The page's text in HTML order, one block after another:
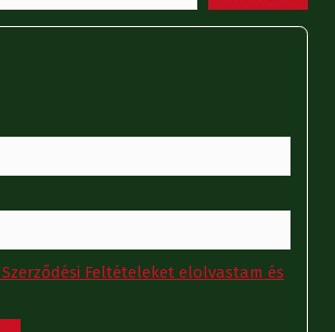
Feltételeket elolvastam és